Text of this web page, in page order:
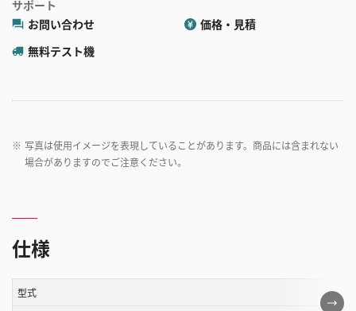
サポート
お問い合わせ
価格・見積
無料テスト機
※ 写真は使用イメージを表現していることがあります。商品には含まれない
場合がありますのでご注意ください。
仕様
こ
型式